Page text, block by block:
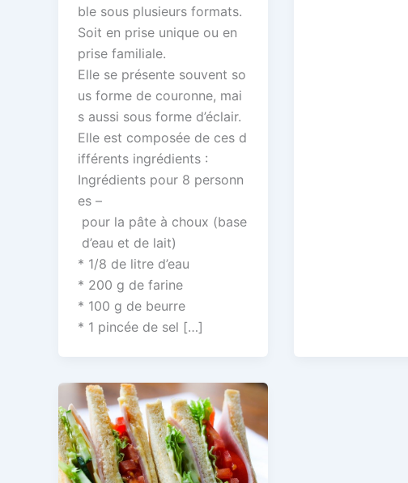
ble sous plusieurs formats.
Soit en prise unique ou en
prise familiale.
Elle se présente souvent so
us forme de couronne, mai
s aussi sous forme d’éclair.
Elle est composée de ces d
ifférents ingrédients :
Ingrédients pour 8 personn
es –
pour la pâte à choux (base
d’eau et de lait)
* 1/8 de litre d’eau
* 200 g de farine
* 100 g de beurre
* 1 pincée de sel […]